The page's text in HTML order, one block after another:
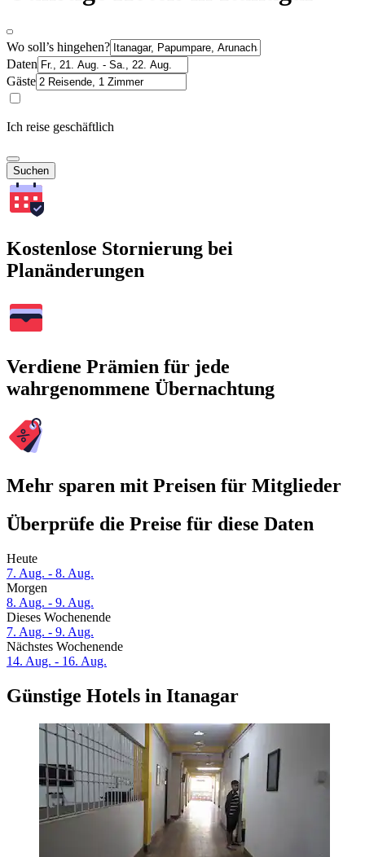
Wo soll’s hingehen?
Daten
Gäste
Ich reise geschäftlich
Suchen
Kostenlose Stornierung bei
Planänderungen
Verdiene Prämien für jede
wahrgenommene Übernachtung
Mehr sparen mit Preisen für Mitglieder
Überprüfe die Preise für diese Daten
Heute
7. Aug. - 8. Aug.
Morgen
8. Aug. - 9. Aug.
Dieses Wochenende
7. Aug. - 9. Aug.
Nächstes Wochenende
14. Aug. - 16. Aug.
Günstige Hotels in Itanagar